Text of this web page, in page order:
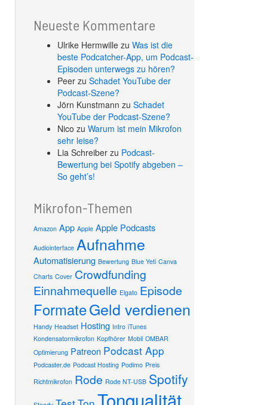
Neueste Kommentare
Ulrike Hermwille zu Was ist die
beste Podcatcher-App, um Podcast-
Episoden unterwegs zu hören?
Peer zu Schadet YouTube der
Podcast-Szene?
Jörn Kunstmann zu Schadet
YouTube der Podcast-Szene?
Nico zu Warum ist mein Mikrofon
sehr leise?
Lia Schreiber zu Podcast-
Bewertung bei Spotify abgeben –
So geht’s!
Mikrofon-Themen
Amazon App Apple Apple Podcasts
Audiointerface Aufnahme
Automatisierung Bewertung Blue Yeti Canva
Charts Cover Crowdfunding
Einnahmequelle Elgato Episode
FormateGeld verdienen
Handy Headset Hosting Intro iTunes
Kondensatormikrofon Kopfhörer Mobil OMBAR
Optimierung Patreon Podcast App
Podcaster.de Podcast Hosting Podimo Preis
Richtmikrofon Rode Rode NT-USB Spotify
Tonqualität